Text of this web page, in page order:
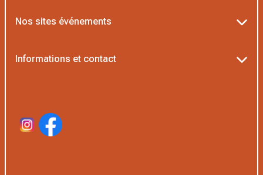
Application Beach/Padel
Nos sites événements
Boutique Officielle
Informations et contact
Politique de confidentialité